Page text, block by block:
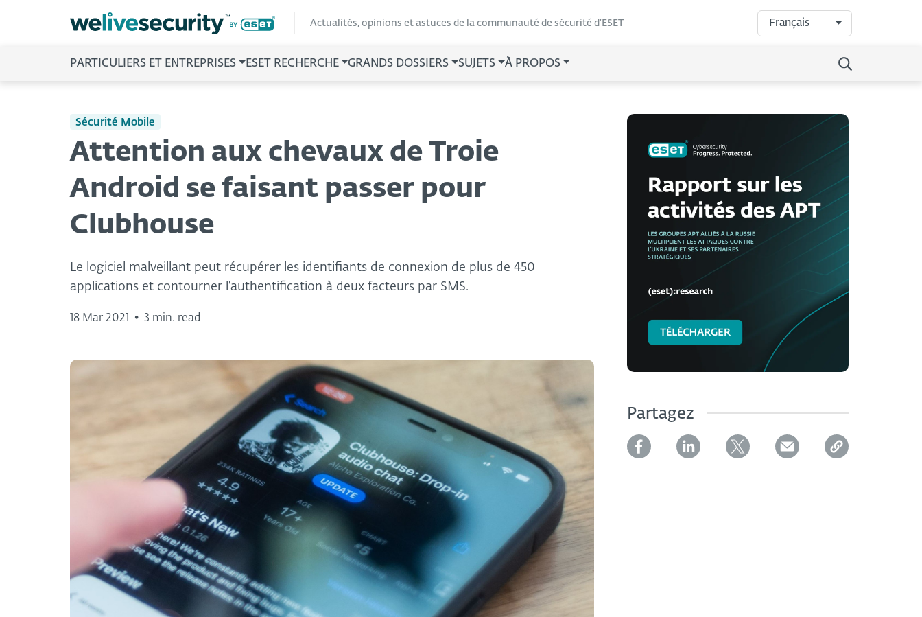
Actualités, opinions et astuces de la communauté de sécurité d’ESET Français
PARTICULIERS ET ENTREPRISES ESET RECHERCHE GRANDS DOSSIERS SUJETS À PROPOS
Sécurité Mobile
Attention aux chevaux de Troie
Android se faisant passer pour
Clubhouse
Le logiciel malveillant peut récupérer les identifiants de connexion de plus de 450
applications et contourner l'authentification à deux facteurs par SMS.
18 Mar 2021 • 3 min. read
Partagez